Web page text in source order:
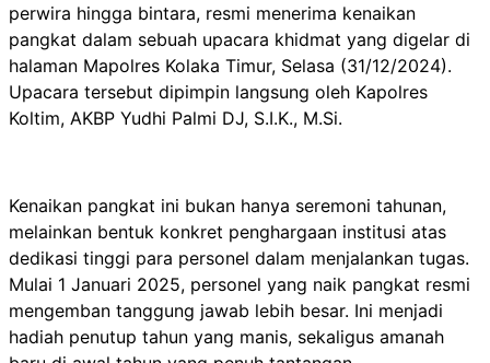
perwira hingga bintara, resmi menerima kenaikan
pangkat dalam sebuah upacara khidmat yang digelar di
halaman Mapolres Kolaka Timur, Selasa (31/12/2024).
Upacara tersebut dipimpin langsung oleh Kapolres
Koltim, AKBP Yudhi Palmi DJ, S.I.K., M.Si.
Kenaikan pangkat ini bukan hanya seremoni tahunan,
melainkan bentuk konkret penghargaan institusi atas
dedikasi tinggi para personel dalam menjalankan tugas.
Mulai 1 Januari 2025, personel yang naik pangkat resmi
mengemban tanggung jawab lebih besar. Ini menjadi
hadiah penutup tahun yang manis, sekaligus amanah